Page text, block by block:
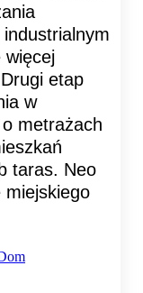
więcej
etap
w
metrażach
taras. Neo
miejskiego